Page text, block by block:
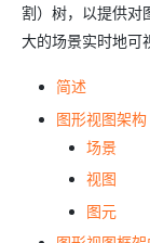
割）树，以提供对
大的场景实时地可
简述
图形视图架构
场景
视图
图元